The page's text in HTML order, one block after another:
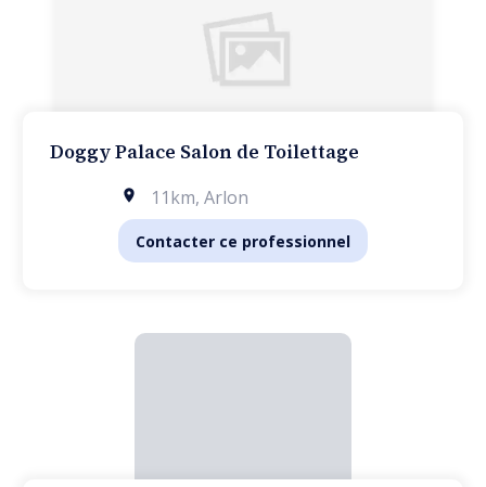
Doggy Palace Salon de Toilettage
11km, Arlon
Contacter ce professionnel